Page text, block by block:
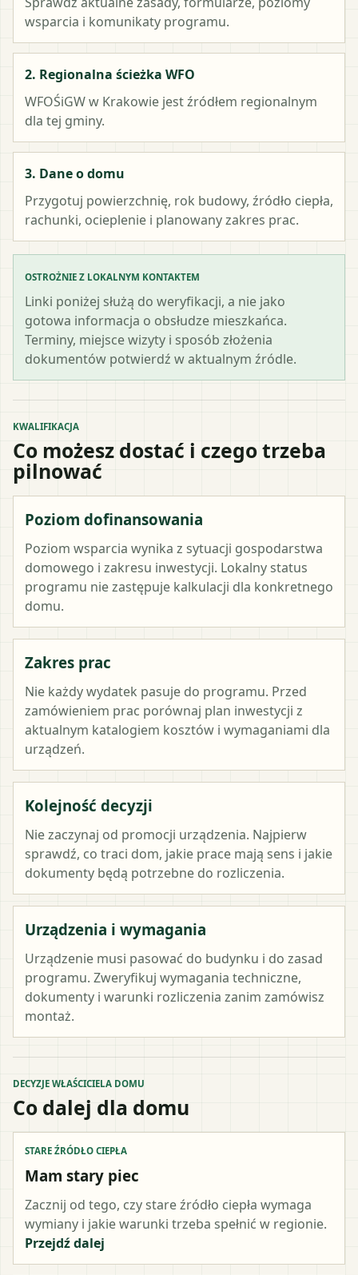
wsparcia i komunikaty programu.
2. Regionalna ścieżka WFO
WFOŚiGW w Krakowie jest źródłem regionalnym
dla tej gminy.
3. Dane o domu
Przygotuj powierzchnię, rok budowy, źródło ciepła,
rachunki, ocieplenie i planowany zakres prac.
OSTROŻNIE Z LOKALNYM KONTAKTEM
Linki poniżej służą do weryfikacji, a nie jako
gotowa informacja o obsłudze mieszkańca.
Terminy, miejsce wizyty i sposób złożenia
dokumentów potwierdź w aktualnym źródle.
KWALIFIKACJA
Co możesz dostać i czego trzeba
pilnować
Poziom dofinansowania
Poziom wsparcia wynika z sytuacji gospodarstwa
domowego i zakresu inwestycji. Lokalny status
programu nie zastępuje kalkulacji dla konkretnego
domu.
Zakres prac
Nie każdy wydatek pasuje do programu. Przed
zamówieniem prac porównaj plan inwestycji z
aktualnym katalogiem kosztów i wymaganiami dla
urządzeń.
Kolejność decyzji
Nie zaczynaj od promocji urządzenia. Najpierw
sprawdź, co traci dom, jakie prace mają sens i jakie
dokumenty będą potrzebne do rozliczenia.
Urządzenia i wymagania
Urządzenie musi pasować do budynku i do zasad
programu. Zweryfikuj wymagania techniczne,
dokumenty i warunki rozliczenia zanim zamówisz
montaż.
DECYZJE WŁAŚCICIELA DOMU
Co dalej dla domu
STARE ŹRÓDŁO CIEPŁA
Mam stary piec
Zacznij od tego, czy stare źródło ciepła wymaga
wymiany i jakie warunki trzeba spełnić w regionie.
Przejdź dalej